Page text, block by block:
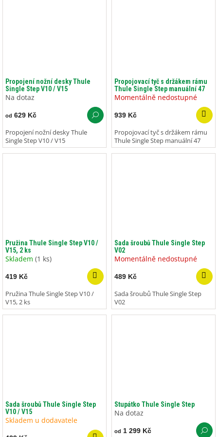
Propojení nožní desky Thule
Single Step V10 / V15
Na dotaz
od 629 Kč
Propojení nožní desky Thule
Single Step V10 / V15
Propojovací tyč s držákem rámu
Thule Single Step manuální 47
Momentálně nedostupné
939 Kč
Propojovací tyč s držákem rámu
Thule Single Step manuální 47
Pružina Thule Single Step V10 /
V15, 2 ks
Skladem (1 ks)
419 Kč
Pružina Thule Single Step V10 /
V15, 2 ks
Sada šroubů Thule Single Step
V02
Momentálně nedostupné
489 Kč
Sada šroubů Thule Single Step
V02
Sada šroubů Thule Single Step
V10 / V15
Skladem u dodavatele
Stupátko Thule Single Step
Na dotaz
od 1 299 Kč